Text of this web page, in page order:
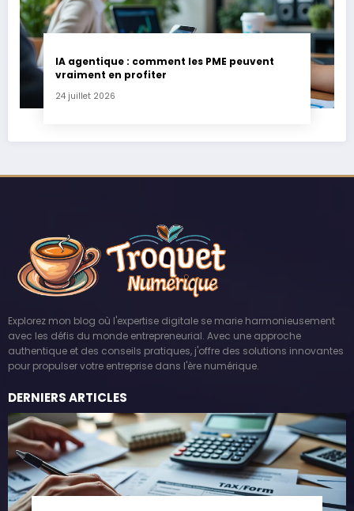
IA agentique : comment les PME peuvent
vraiment en profiter
24 juillet 2026
Explorez mon blog où l'expertise digitale se marie harmonieusement
avec les défis du monde entrepreneurial. Avec une approche
authentique et des conseils pratiques, j'offre des solutions innovantes
pour propulser votre entreprise dans l'ère numérique.
DERNIERS ARTICLES